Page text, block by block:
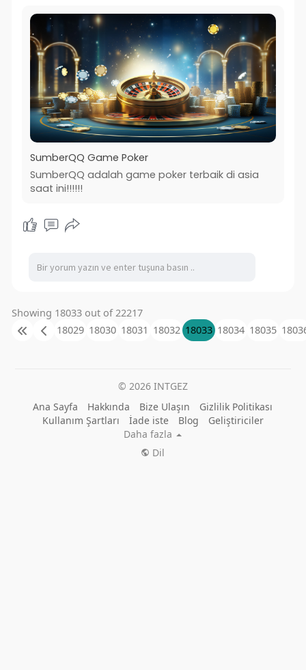
SumberQQ Game Poker
SumberQQ adalah game poker terbaik di asia
saat ini!!!!!!
Showing 18033 out of 22217
18029 18030 18031 18032 18033 18034 18035
© 2026 INTGEZ
Ana Sayfa
Hakkında Bize Ulaşın
Gizlilik Politikası
Kullanım Şartları
İade iste Blog
Geliştiriciler
Daha fazla
Dil